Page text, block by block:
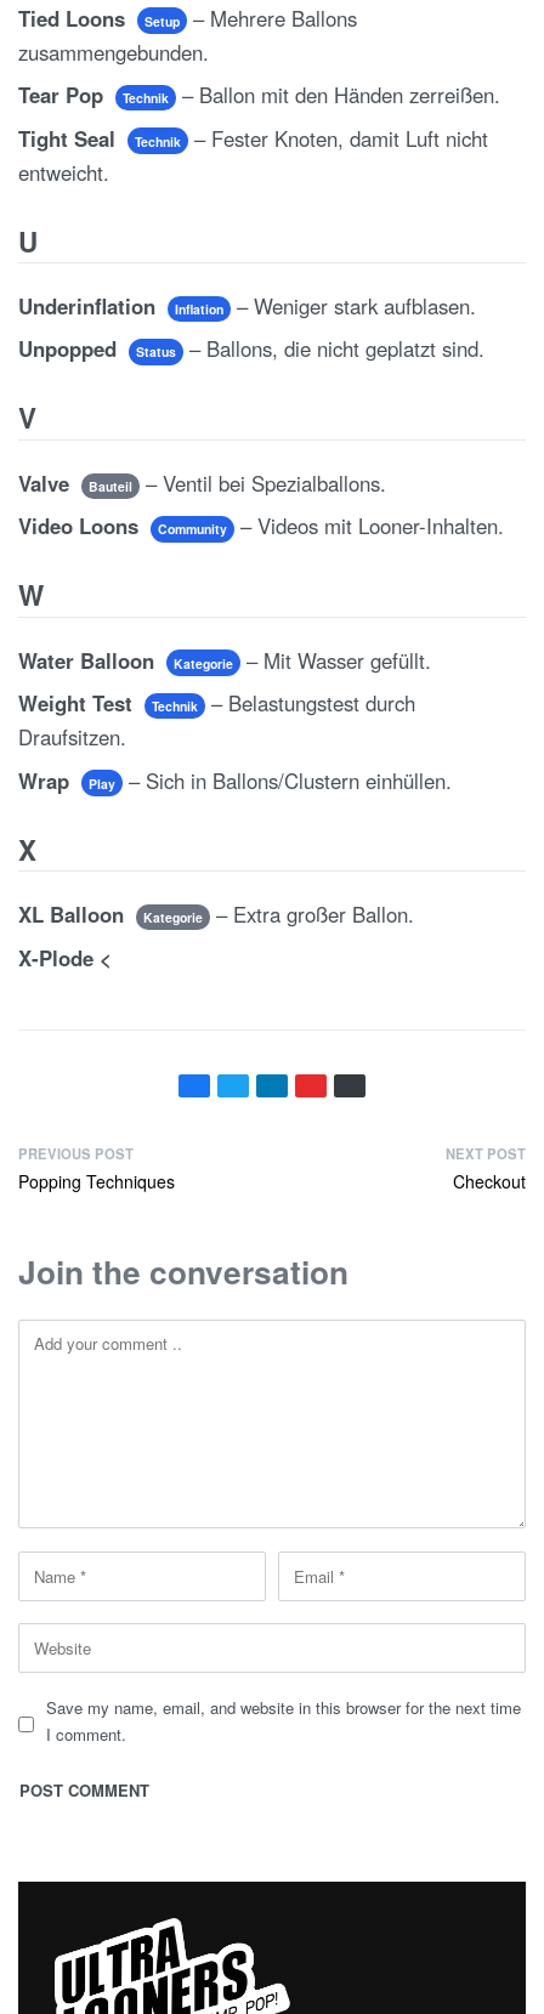
Tied Loons Setup – Mehrere Ballons
zusammengebunden.
Tear Pop
Technik – Ballon mit den Händen zerreißen.
Tight Seal
Technik – Fester Knoten, damit Luft nicht
entweicht.
U
Underinflation Inflation – Weniger stark aufblasen.
Unpopped
Status – Ballons, die nicht geplatzt sind.
V
Valve Bauteil – Ventil bei Spezialballons.
Video Loons
Community – Videos mit Looner-Inhalten.
W
Water Balloon Kategorie – Mit Wasser gefüllt.
Weight Test
Technik – Belastungstest durch
Draufsitzen.
Wrap
Play – Sich in Ballons/Clustern einhüllen.
X
XL Balloon Kategorie – Extra großer Ballon.
X-Plode <
PREVIOUS POST
Popping Techniques
NEXT POST
Checkout
Join the conversation
Save my name, email, and website in this browser for the next time
I comment.